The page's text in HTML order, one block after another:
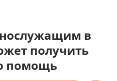
в
получить
помощь